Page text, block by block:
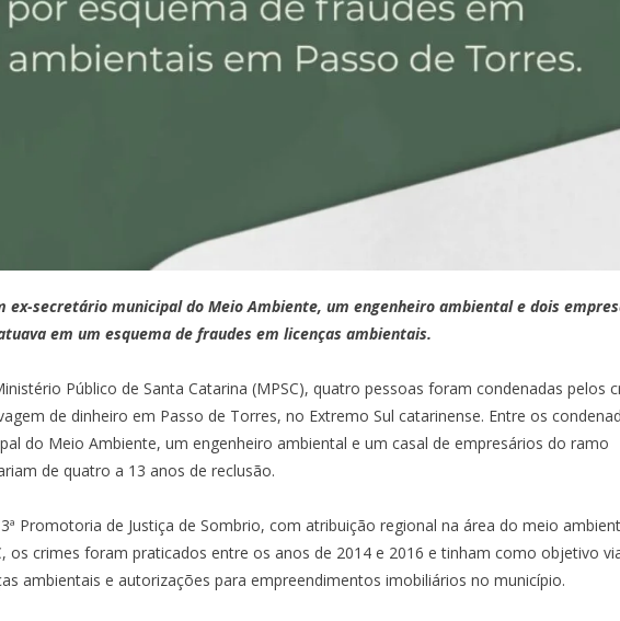
ex-secretário municipal do Meio Ambiente, um engenheiro ambiental e dois
em um esquema de fraudes em licenças ambientais.
Público de Santa Catarina (MPSC), quatro pessoas foram condenadas pelos
de dinheiro em Passo de Torres, no Extremo Sul catarinense. Entre os
do Meio Ambiente, um engenheiro ambiental e um casal de empresários do ramo
de quatro a 13 anos de reclusão.
Promotoria de Justiça de Sombrio, com atribuição regional na área do meio
os crimes foram praticados entre os anos de 2014 e 2016 e tinham como objetivo
ambientais e autorizações para empreendimentos imobiliários no município.